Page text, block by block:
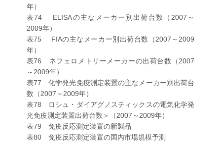
年）
表74 ELISAの主なメーカー別出荷台数（2007～
2009年）
表75 FIAの主なメーカー別出荷台数（2007～2009
年）
表76 ネフェロメトリーメーカーの出荷台数（2007
～2009年）
表77 化学発光免疫測定装置の主なメーカー別出荷台
数（2007～2009年）
表78 ロシュ・ダイアグノスティックスの電気化学発
光免疫測定装置出荷台数＞（2007～2009年）
表79 免疫反応測定装置の新製品
表80 免疫反応測定装置の国内市場規模予測